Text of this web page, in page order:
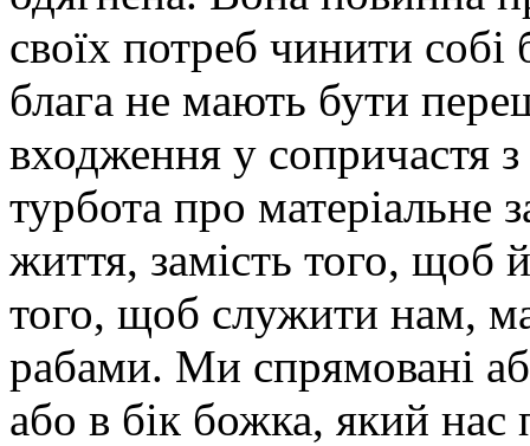
своїх потреб чинити собі
блага не мають бути
входження у сопричастя
турбота про матеріальне
життя, замість того, щоб
того, щоб служити нам,
рабами. Ми спрямовані
або в бік божка, який нас